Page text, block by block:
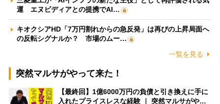
運 エヌビディアとの提携でAI…
キオクシアHD「7万円割れからの急反発」は再びの上昇局面へ
の反転シグナルか？ 市場のムー…
一覧を見る
突然マルサがやって来た！
【最終回】1億6000万円の負債と引き換えに手に
入れたプライスレスな経験 ｜ 突然マルサがや…